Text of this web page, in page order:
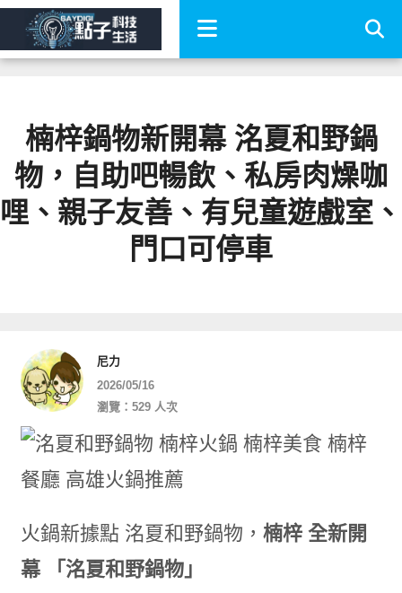
楠梓鍋物新開幕 洺夏和野鍋
物，自助吧暢飲、私房肉燥咖
哩、親子友善、有兒童遊戲室、
門口可停車
尼力
2026/05/16
瀏覽：529 人次
火鍋新據點 洺夏和野鍋物， 楠梓 全新開
幕 「洺夏和野鍋物」